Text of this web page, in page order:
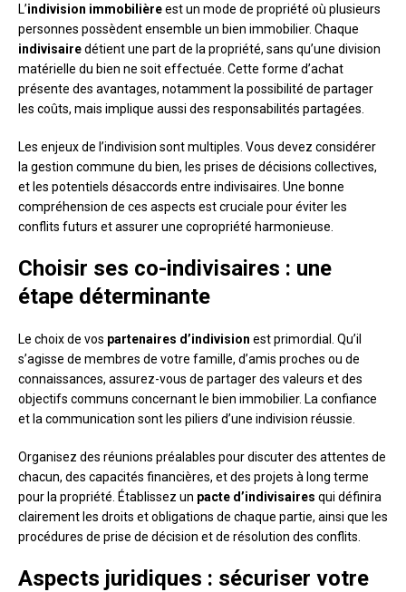
L’indivision immobilièreest un mode de propriété où plusieurs
personnes possèdent ensemble un bien immobilier. Chaque
indivisairedétient une part de la propriété, sans qu’une division
matérielle du bien ne soit effectuée. Cette forme d’achat
présente des avantages, notamment la possibilité de partager
les coûts, mais implique aussi des responsabilités partagées.
Les enjeux de l’indivision sont multiples. Vous devez considérer
la gestion commune du bien, les prises de décisions collectives,
et les potentiels désaccords entre indivisaires. Une bonne
compréhension de ces aspects est cruciale pour éviter les
conflits futurs et assurer une copropriété harmonieuse.
Choisir ses co-indivisaires : une
étape déterminante
Le choix de vos partenaires d’indivision est primordial. Qu’il
s’agisse de membres de votre famille, d’amis proches ou de
connaissances, assurez-vous de partager des valeurs et des
objectifs communs concernant le bien immobilier. La confiance
et la communication sont les piliers d’une indivision réussie.
Organisez des réunions préalables pour discuter des attentes de
chacun, des capacités financières, et des projets à long terme
pour la propriété. Établissez un pacte d’indivisaires qui définira
clairement les droits et obligations de chaque partie, ainsi que les
procédures de prise de décision et de résolution des conflits.
Aspects juridiques : sécuriser votre